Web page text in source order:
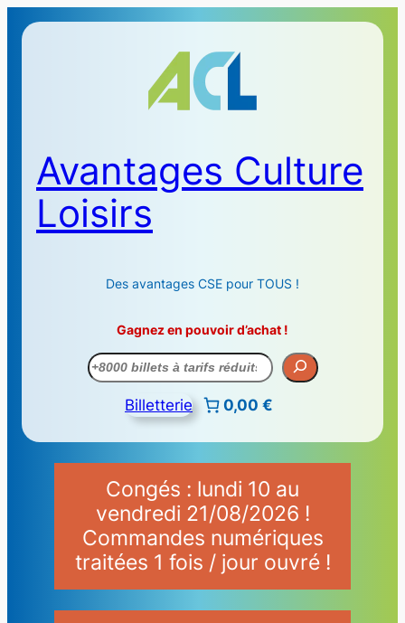
Avantages Culture
Loisirs
Des avantages CSE pour TOUS !
Gagnez en pouvoir d’achat !
Recherche
Billetterie 0,00 €
Congés : lundi 10 au
vendredi 21/08/2026 !
Commandes numériques
traitées 1 fois / jour ouvré !